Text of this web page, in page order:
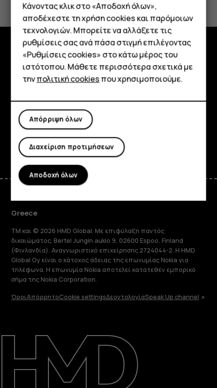
Smartphone
Τηλέφωνα απλής χρήσης
Tablet
Επισκευή, επαναχρησιμοποίηση,
ανακύκλωση
Υποστήριξη
Ναι Όχι
Εξερευνήστε
Πληροφορίες
Planet and people
Υποστήριξη
FacebookInstagram
TiktokYoutubeLinkedin
Greece
TM και © 2026 HMD Global. Με επιφύλαξη παντός
δικαιώματος. Bertel Jungin aukio 9, 02600 Espoo, Finland
(Φινλανδία). Αναγνωριστικό επιχείρησης 2724044-2. Η HMD
Global Oy είναι ο κάτοχος άδειας της επωνυμίας Nokia για
τηλέφωνα. Η επωνυμία Nokia αποτελεί κατατεθέν εμπορικό
σήμα της Nokia Corporation.
ΌροιΑπόρρητοCookie settingsΔεοντολογίαSpeak Up channel
Κάνοντας κλικ στο «Αποδοχή όλων»,
αποδέχεστε τη χρήση cookies και παρόμοιων
τεχνολογιών. Μπορείτε να αλλάξετε τις
ρυθμίσεις σας ανά πάσα στιγμή επιλέγοντας
«Ρυθμίσεις cookies» στο κάτω μέρος του
ιστότοπου. Μάθετε περισσότερα σχετικά με
τηνπολιτική cookiesπου χρησιμοποιούμε.
Απόρριψη όλων
Διαχείριση προτιμήσεων
Αποδοχή όλων